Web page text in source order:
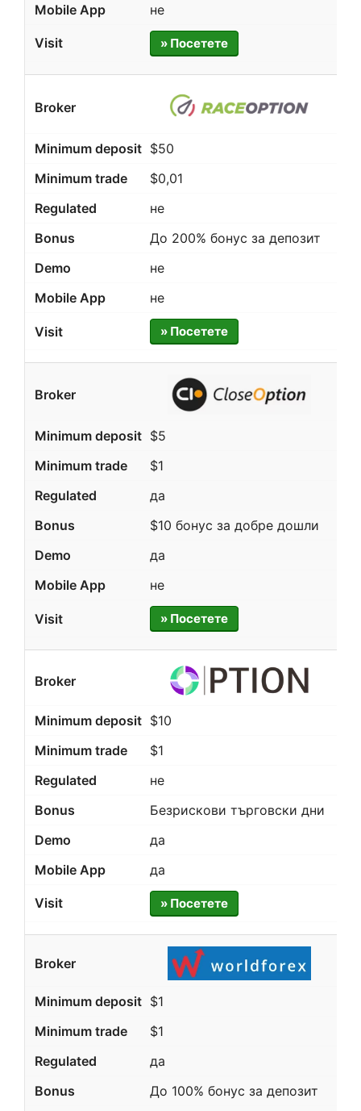
не
» Посетете
$50
$0,01
не
До 200% бонус за депозит
не
не
» Посетете
$5
$1
да
$10 бонус за добре дошли
да
не
» Посетете
$10
$1
не
Безрискови търговски дни
да
да
» Посетете
$1
$1
да
До 100% бонус за депозит